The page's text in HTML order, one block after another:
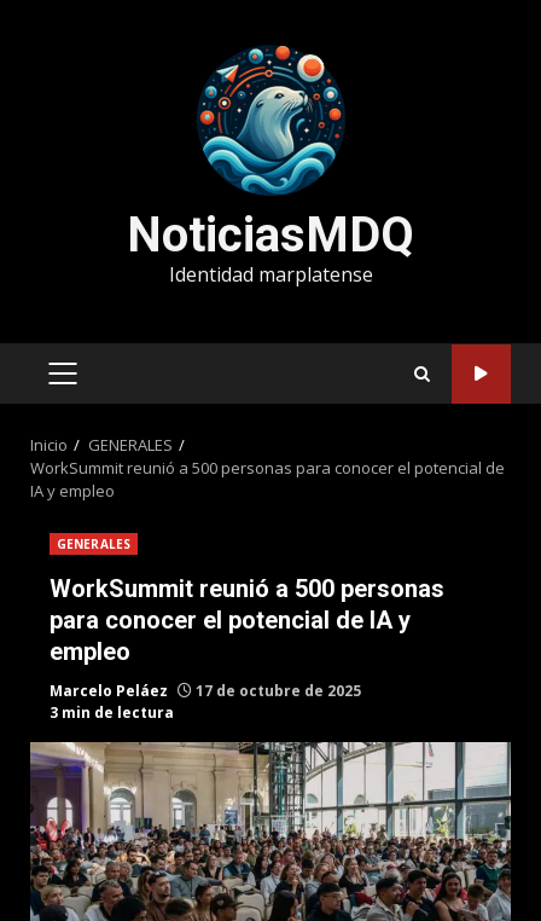
NoticiasMDQ
Identidad marplatense
MENÚ
Inicio
GENERALES
WorkSummit reunió a 500 personas para conocer el potencial de
IA y empleo
GENERALES
WorkSummit reunió a 500 personas
para conocer el potencial de IA y
empleo
Marcelo Peláez
17 de octubre de 2025
3 min de lectura